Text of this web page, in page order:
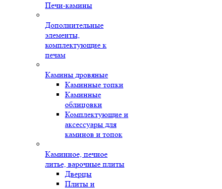
Печи-камины
Дополнительные
элементы,
комплектующие к
печам
Камины дровяные
Каминные топки
Каминные
облицовки
Комплектующие и
аксессуары для
каминов и топок
Каминное, печное
литье, варочные плиты
Дверцы
Плиты и